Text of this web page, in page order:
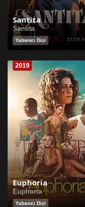
Santita
Santita
Yabancı Dizi
2019
Euphoria
Euphoria
Yabancı Dizi